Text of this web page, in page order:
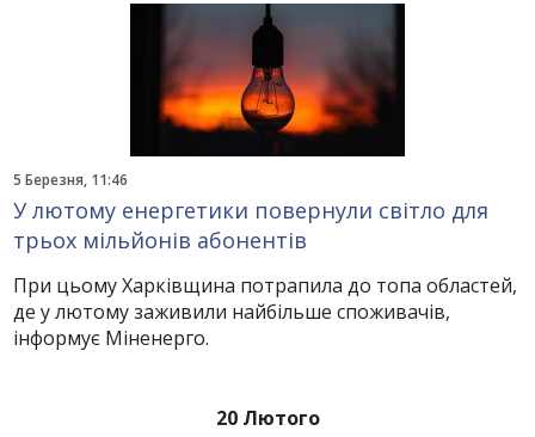
5 Березня, 11:46
У лютому енергетики повернули світло для
трьох мільйонів абонентів
При цьому Харківщина потрапила до топа областей,
де у лютому заживили найбільше споживачів,
інформує Міненерго.
20 Лютого